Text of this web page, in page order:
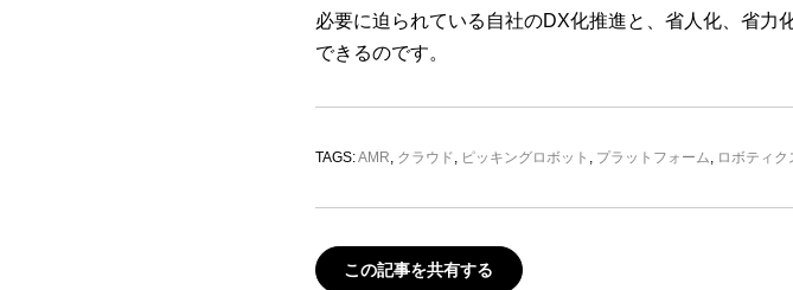
必要に迫られている自社のDX化推進と、省人化、省力
できるのです。
TAGS:AMR, クラウド, ピッキングロボット , プラットフォーム, ロボティク
この記事を共有する